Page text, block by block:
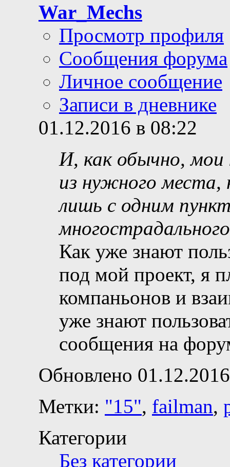
War_Mechs
Просмотр профиля
Сообщения форума
Личное сообщение
Записи в дневнике
01.12.2016 в 08:22
И, как обычно, мои
из нужного места,
лишь с одним
Как уже знают
под мой проект, я
компаньонов и
уже знают
сообщения на
Обновлено
Метки: "15", failman,
Категории
Без категории